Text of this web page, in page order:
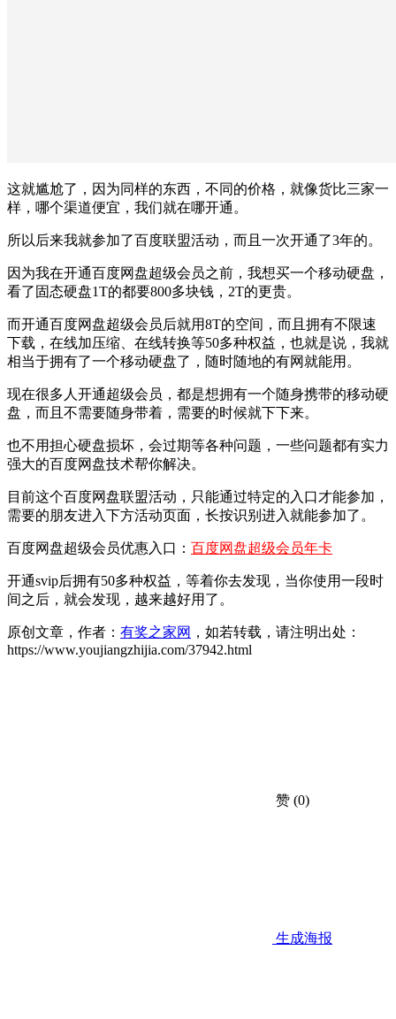
这就尴尬了，因为同样的东西，不同的价格，就像货比三家一
样，哪个渠道便宜，我们就在哪开通。
所以后来我就参加了百度联盟活动，而且一次开通了3年的。
因为我在开通百度网盘超级会员之前，我想买一个移动硬盘，
看了固态硬盘1T的都要800多块钱，2T的更贵。
而开通百度网盘超级会员后就用8T的空间，而且拥有不限速
下载，在线加压缩、在线转换等50多种权益，也就是说，我就
相当于拥有了一个移动硬盘了，随时随地的有网就能用。
现在很多人开通超级会员，都是想拥有一个随身携带的移动硬
盘，而且不需要随身带着，需要的时候就下下来。
也不用担心硬盘损坏，会过期等各种问题，一些问题都有实力
强大的百度网盘技术帮你解决。
目前这个百度网盘联盟活动，只能通过特定的入口才能参加，
需要的朋友进入下方活动页面，长按识别进入就能参加了。
百度网盘超级会员优惠入口： 百度网盘超级会员年卡
开通svip后拥有50多种权益，等着你去发现，当你使用一段时
间之后，就会发现，越来越好用了。
原创文章，作者： 有奖之家网 ，如若转载，请注明出处：
https://www.youjiangzhijia.com/37942.html
赞 (0)
生成海报